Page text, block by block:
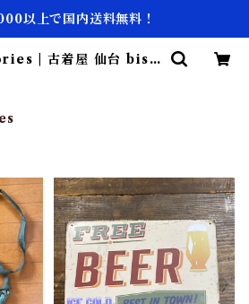
以上で国内送料無料！
| 古着屋 仙台 bisc